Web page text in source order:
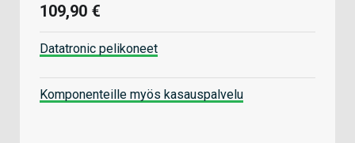
109,90 €
Datatronic pelikoneet
Komponenteille myös kasauspalvelu